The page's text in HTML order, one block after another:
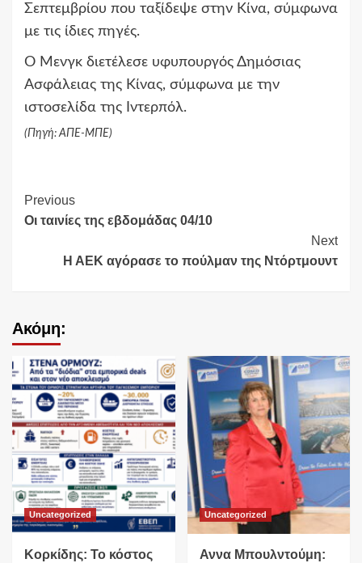
Σεπτεμβρίου που ταξίδεψε στην Κίνα, σύμφωνα
με τις ίδιες πηγές.
Ο Μενγκ διετέλεσε υφυπουργός Δημόσιας
Ασφάλειας της Κίνας, σύμφωνα με την
ιστοσελίδα της Ιντερπόλ.
(Πηγή: ΑΠΕ-ΜΠΕ)
Continue
Reading
Previous
Οι ταινίες της εβδομάδας 04/10
Next
Η ΑΕΚ αγόρασε το πούλμαν της Ντόρτμουντ
Ακόμη:
Uncategorized
Κορκίδης: Το κόστος
Uncategorized
Αννα Μπουλντούμη: